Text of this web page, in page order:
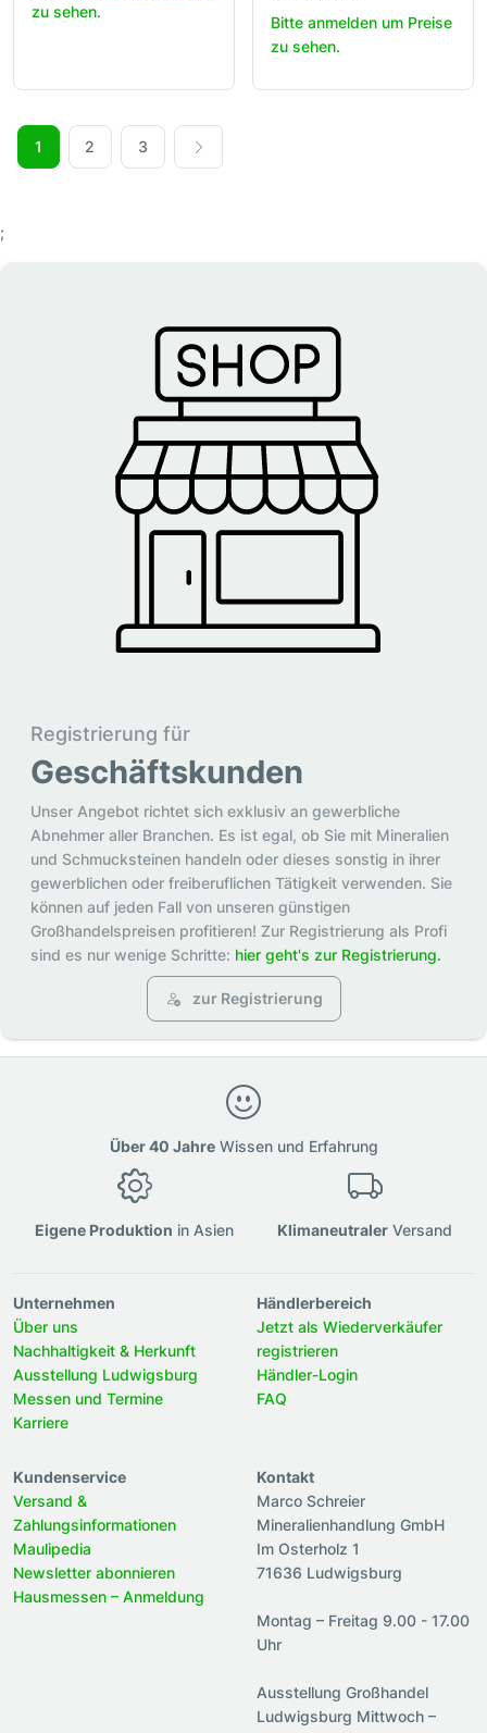
zu sehen.
Bitte anmelden um Preise
zu sehen.
1 2 3
;
Registrierung für
Geschäftskunden
Unser Angebot richtet sich exklusiv an gewerbliche
Abnehmer aller Branchen. Es ist egal, ob Sie mit Mineralien
und Schmucksteinen handeln oder dieses sonstig in ihrer
gewerblichen oder freiberuflichen Tätigkeit verwenden. Sie
können auf jeden Fall von unseren günstigen
Großhandelspreisen profitieren! Zur Registrierung als Profi
sind es nur wenige Schritte: hier geht's zur Registrierung.
zur Registrierung
Über 40 JahreWissen und Erfahrung
Eigene Produktion in Asien Klimaneutraler Versand
Unternehmen
Über uns
Nachhaltigkeit & Herkunft
Ausstellung Ludwigsburg
Messen und Termine
Karriere
Händlerbereich
Jetzt als Wiederverkäufer
registrieren
Händler-Login
FAQ
Kundenservice
Versand &
Zahlungsinformationen
Maulipedia
Newsletter abonnieren
Hausmessen – Anmeldung
Kontakt
Marco Schreier
Mineralienhandlung GmbH
Im Osterholz 1
71636 Ludwigsburg
Montag – Freitag 9.00 - 17.00
Uhr
Ausstellung Großhandel
Ludwigsburg Mittwoch –